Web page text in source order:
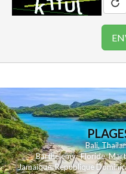
Bali,
Barthelemy,Floride,
Jamaique,Republique